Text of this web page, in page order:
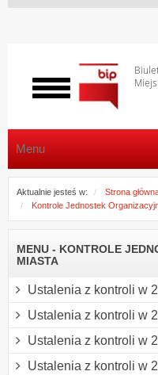
Włącz
menu
Menu
Aktualnie jesteś w: Strona
Kontrole Jednostek
MENU - KONTROLE
MIASTA
Ustalenia z kontroli w
Ustalenia z kontroli w
Ustalenia z kontroli w
Ustalenia z kontroli w